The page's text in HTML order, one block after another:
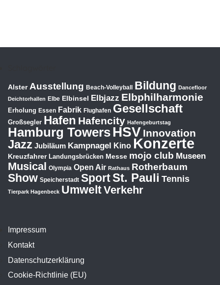
Impressum
Kontakt
Datenschutzerklärung
Cookie-Richtlinie (EU)
Alster Ausstellung Beach-Volleyball Bildung Dancefloor
Deichtorhallen Elbe Elbinsel Elbjazz Elbphilharmonie
Erholung Essen Fabrik Flughafen Gesellschaft
Großsegler Hafen Hafencity Hafengeburtstag
Hamburg TowersHSV Innovation
Jazz Jubiläum Kampnagel Kino Konzerte
Kreuzfahrer Landungsbrücken Messe mojo club Museen
Musical Olympia Open Air Rathaus Rotherbaum
Show Speicherstadt SportSt. Pauli Tennis
Tierpark Hagenbeck UmweltVerkehr